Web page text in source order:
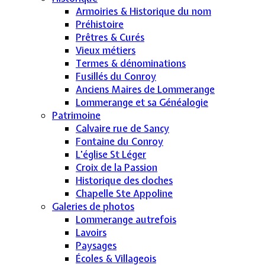
Armoiries & Historique du nom
Préhistoire
Prêtres & Curés
Vieux métiers
Termes & dénominations
Fusillés du Conroy
Anciens Maires de Lommerange
Lommerange et sa Généalogie
Patrimoine
Calvaire rue de Sancy
Fontaine du Conroy
L'église St Léger
Croix de la Passion
Historique des cloches
Chapelle Ste Appoline
Galeries de photos
Lommerange autrefois
Lavoirs
Paysages
Écoles & Villageois